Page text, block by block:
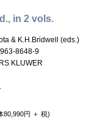
in 2 vols.
& K.H.Bridwell (eds.)
8648-9
KLUWER
80,990円 ＋ 税)